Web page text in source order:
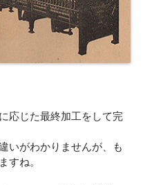
応じた最終加工をして完
いがわかりませんが、も
すね。